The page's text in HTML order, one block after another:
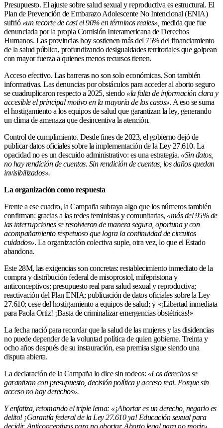
Presupuesto. El ajuste sobre salud sexual y reproductiva es estructural. El
Plan de Prevención de Embarazo Adolescente No Intencional (ENIA)
sufrió «un recorte de casi el 90% en términos reales», medida que fue
denunciada por la propia Comisión Interamericana de Derechos
Humanos. Las provincias hoy sostienen más del 75% del financiamiento
de la salud pública, profundizando desigualdades territoriales que golpean
con mayor fuerza a quienes menos recursos tienen.
Acceso efectivo. Las barreras no son solo económicas. Son también
informativas. Las denuncias por obstáculos para acceder al aborto seguro
se cuadruplicaron respecto a 2025, siendo «la falta de información clara y
accesible el principal motivo en la mayoría de los casos». A eso se suma
el hostigamiento a los equipos de salud que garantizan la ley, generando
un clima de amenaza que desincentiva la atención.
Control de cumplimiento. Desde fines de 2023, el gobierno dejó de
publicar datos oficiales sobre la implementación de la Ley 27.610. La
opacidad no es un descuido administrativo: es una estrategia. «Sin datos,
no hay rendición de cuentas. Sin rendición de cuentas, los daños quedan
invisibilizados».
La organización como respuesta
Frente a ese cuadro, la Campaña subraya algo que los números también
confirman: gracias a las redes feministas y comunitarias, «más del 95% de
las interrupciones se resolvieron de manera segura, oportuna y con
acompañamiento respetuoso que logra la continuidad de circuitos
cuidados». La organización colectiva suple, otra vez, lo que el Estado
abandona.
Este 28M, las exigencias son concretas: restablecimiento inmediato de la
compra y distribución federal de misoprostol, mifepristona y
anticonceptivos; presupuesto real para salud sexual y reproductiva;
reactivación del Plan ENIA; publicación de datos oficiales sobre la Ley
27.610; cese del hostigamiento a equipos de salud; y «¡Libertad inmediata
para Paola Ortiz! ¡Basta de criminalizar emergencias obstétricas!»
La fecha nació para recordar que la salud de las mujeres y las disidencias
no puede depender de la voluntad política de quien gobierne. Treinta y
ocho años después de su instauración, esa premisa sigue siendo una
disputa abierta.
La declaración de la Campaña lo dice sin rodeos: «Los derechos se
garantizan con presupuesto, decisión política y acceso real. Porque sin
acceso no hay derechos».
Y enfatiza, retomando el triple lema: «¡Abortar es un derecho, negarlo es
delito! ¡Garantía federal de la Ley 27.610 ya! Educación sexual para